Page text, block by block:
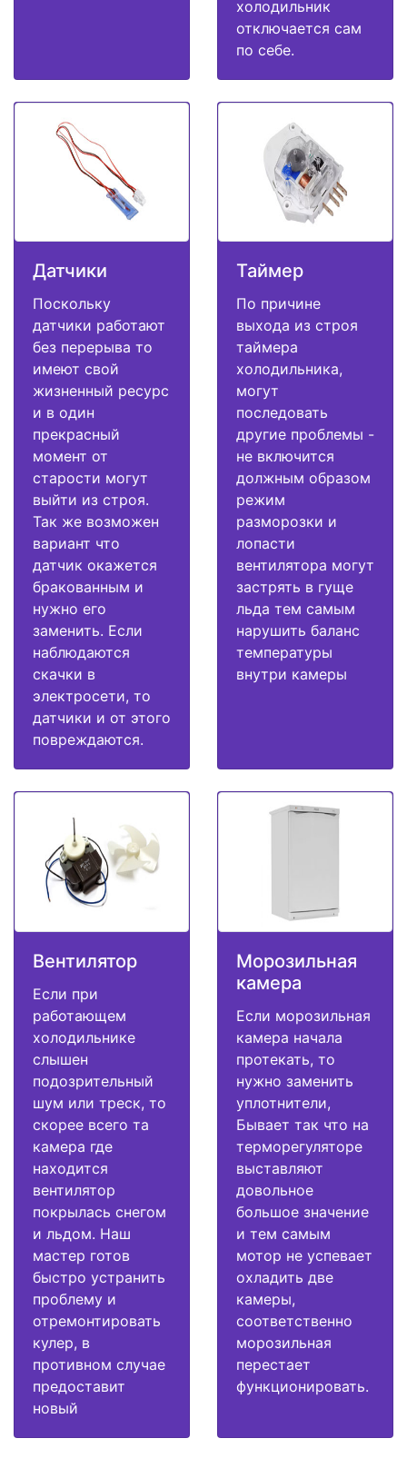
холодильник
отключается сам
по себе.
Датчики
Поскольку
датчики работают
без перерыва то
имеют свой
жизненный ресурс
и в один
прекрасный
момент от
старости могут
выйти из строя.
Так же возможен
вариант что
датчик окажется
бракованным и
нужно его
заменить. Если
наблюдаются
скачки в
электросети, то
датчики и от этого
повреждаются.
Таймер
По причине
выхода из строя
таймера
холодильника,
могут
последовать
другие проблемы -
не включится
должным образом
режим
разморозки и
лопасти
вентилятора могут
застрять в гуще
льда тем самым
нарушить баланс
температуры
внутри камеры
Вентилятор
Если при
работающем
холодильнике
слышен
подозрительный
шум или треск, то
скорее всего та
камера где
находится
вентилятор
покрылась снегом
и льдом. Наш
мастер готов
быстро устранить
проблему и
отремонтировать
кулер, в
противном случае
предоставит
новый
Морозильная
камера
Если морозильная
камера начала
протекать, то
нужно заменить
уплотнители,
Бывает так что на
терморегуляторе
выставляют
довольное
большое значение
и тем самым
мотор не успевает
охладить две
камеры,
соответственно
морозильная
перестает
функционировать.